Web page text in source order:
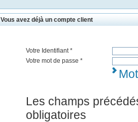
Vous avez déjà un compte client
Votre Identifiant *
Votre mot de passe *
Les champs
obligatoires